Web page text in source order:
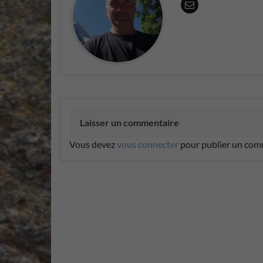
Laisser un commentaire
Vous devezvous connecter pour publier un